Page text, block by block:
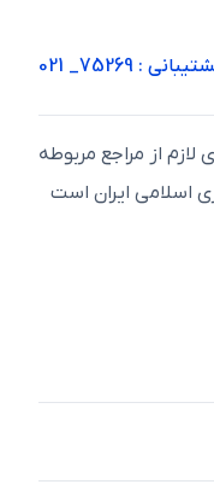
: 75269_ 021
از مراجع مربوطه
اسلامی ايران است